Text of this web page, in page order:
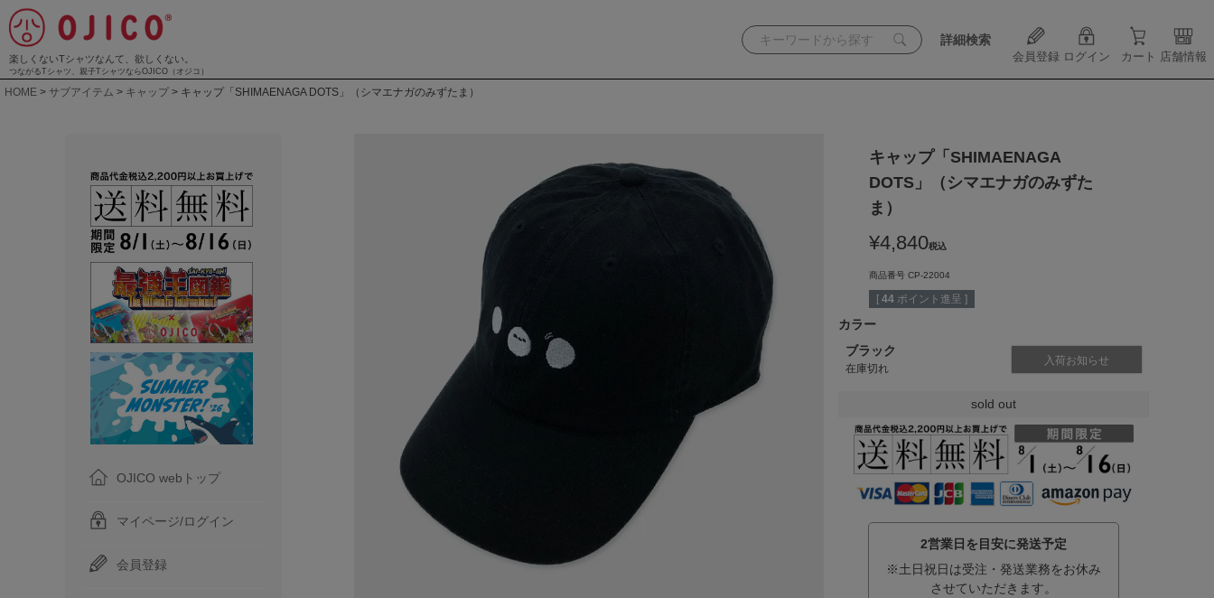
楽しくないTシャツなんて、欲しくない。
つながるTシャツ、親子TシャツならOJICO（オジコ）
詳細検索
会員登録 ログイン カート 店舗情報
HOME サブアイテム キャップ キャップ「SHIMAENAGA DOTS」（シマエナガのみずたま）
OJICO webトップ
マイページ/ログイン
会員登録
キャップ「SHIMAENAGA
DOTS」（シマエナガのみずた
ま）
¥4,840税込
商品番号 CP-22004
[ 44 ポイント進呈 ]
カラー
ブラック
在庫切れ
入荷お知らせ
sold out
2営業日を目安に発送予定
※土日祝日は受注・発送業務をお休み
させていただきます。